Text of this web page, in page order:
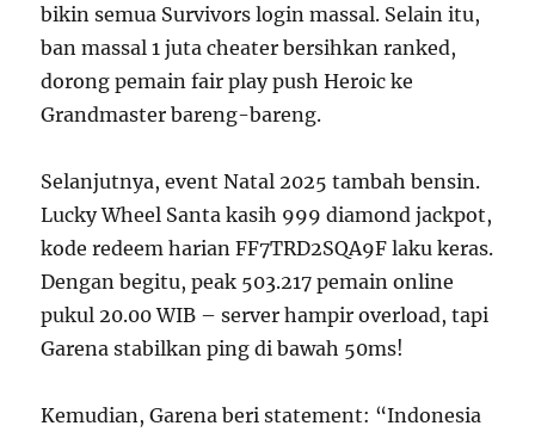
bikin semua Survivors login massal. Selain itu,
ban massal 1 juta cheater bersihkan ranked,
dorong pemain fair play push Heroic ke
Grandmaster bareng-bareng.
Selanjutnya, event Natal 2025 tambah bensin.
Lucky Wheel Santa kasih 999 diamond jackpot,
kode redeem harian FF7TRD2SQA9F laku keras.
Dengan begitu, peak 503.217 pemain online
pukul 20.00 WIB – server hampir overload, tapi
Garena stabilkan ping di bawah 50ms!
Kemudian, Garena beri statement: “Indonesia